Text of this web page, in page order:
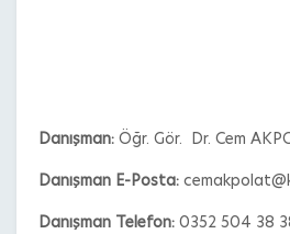
Danışman: Öğr. Gör. Dr. Cem
Danışman E-Posta:
Danışman Telefon: 0352 504 38